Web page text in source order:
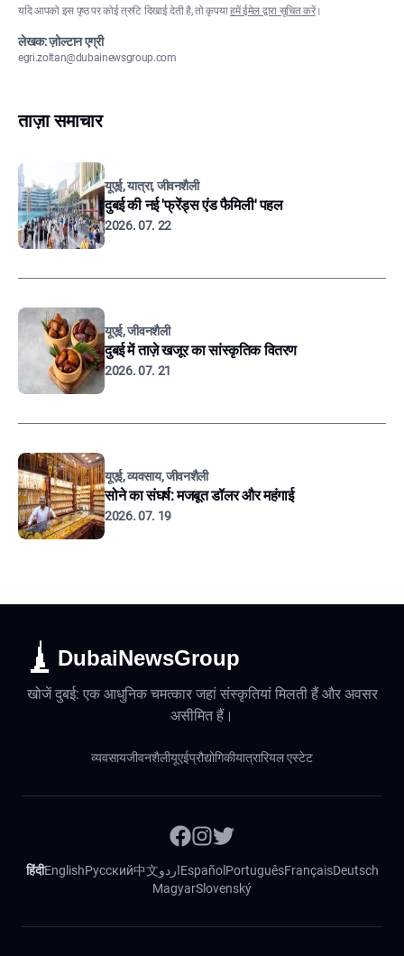
यदि आपको इस पृष्ठ पर कोई त्रुटि दिखाई देती है, तो कृपयाहमें ईमेल द्वारा सूचित करें।
लेखक: ज़ोल्टान एग्री
egri.zoltan@dubainewsgroup.com
ताज़ा समाचार
यूएई, यात्रा, जीवनशैली
दुबई की नई 'फ्रेंड्स एंड फैमिली' पहल
2026. 07. 22
यूएई, जीवनशैली
दुबई में ताज़े खजूर का सांस्कृतिक वितरण
2026. 07. 21
यूएई, व्यवसाय, जीवनशैली
सोने का संघर्ष: मजबूत डॉलर और महंगाई
2026. 07. 19
DubaiNewsGroup
खोजें दुबई: एक आधुनिक चमत्कार जहां संस्कृतियां मिलती हैं और अवसर
असीमित हैं।
व्यवसायजीवनशैलीयूएईप्रौद्योगिकीयात्रारियल एस्टेट
हिंदीEnglishРусский中文اردوEspañol PortuguêsFrançaisDeutsch
MagyarSlovenský